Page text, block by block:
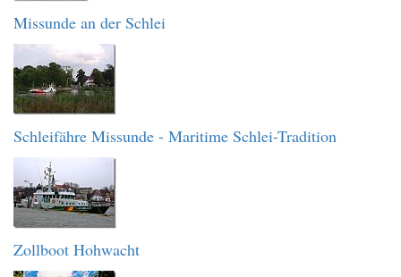
Missunde an der Schlei
Schleifähre Missunde - Maritime Schlei-Tradition
Zollboot Hohwacht